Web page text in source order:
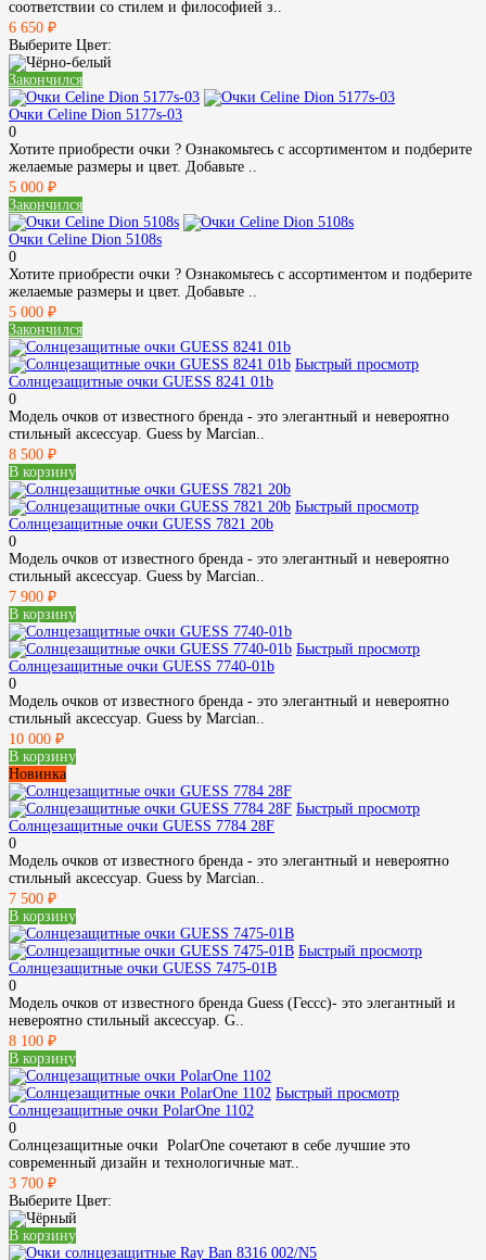
соответствии со стилем и философией з..
6 650 ₽
Выберите Цвет:
Закончился
Очки Celine Dion 5177s-03
0
Хотите приобрести очки ? Ознакомьтесь с ассортиментом и подберите
желаемые размеры и цвет. Добавьте ..
5 000 ₽
Закончился
Очки Celine Dion 5108s
0
Хотите приобрести очки ? Ознакомьтесь с ассортиментом и подберите
желаемые размеры и цвет. Добавьте ..
5 000 ₽
Закончился
Быстрый просмотр
Солнцезащитные очки GUESS 8241 01b
0
Модель очков от известного бренда - это элегантный и невероятно
стильный аксессуар. Guess by Marcian..
8 500 ₽
В корзину
Быстрый просмотр
Солнцезащитные очки GUESS 7821 20b
0
Модель очков от известного бренда - это элегантный и невероятно
стильный аксессуар. Guess by Marcian..
7 900 ₽
В корзину
Быстрый просмотр
Солнцезащитные очки GUESS 7740-01b
0
Модель очков от известного бренда - это элегантный и невероятно
стильный аксессуар. Guess by Marcian..
10 000 ₽
В корзину
Новинка
Быстрый просмотр
Солнцезащитные очки GUESS 7784 28F
0
Модель очков от известного бренда - это элегантный и невероятно
стильный аксессуар. Guess by Marcian..
7 500 ₽
В корзину
Быстрый просмотр
Солнцезащитные очки GUESS 7475-01B
0
Модель очков от известного бренда Guess (Гессс)- это элегантный и
невероятно стильный аксессуар. G..
8 100 ₽
В корзину
Быстрый просмотр
Солнцезащитные очки PolarOne 1102
0
Солнцезащитные очки PolarOne сочетают в себе лучшие это
современный дизайн и технологичные мат..
3 700 ₽
Выберите Цвет:
В корзину